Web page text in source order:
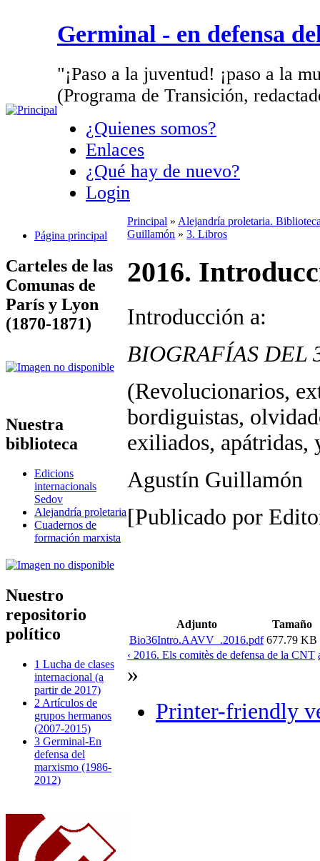
Germinal - en defensa
"¡Paso a la juventud! ¡paso a la
(Programa de Transición,
¿Quienes somos?
Enlaces
¿Qué hay de nuevo?
Login
Página principal
Carteles de las
Comunas de
París y Lyon
(1870-1871)
Nuestra
biblioteca
Edicions
internacionals
Sedov
Alejandría proletaria
Cuadernos de
formación marxista
Nuestro
repositorio
político
1 Lucha de clases
internacional (a
partir de 2017)
2 Artículos de
grupos hermanos
(2007-2015)
3 Germinal-En
defensa del
marxismo (1986-
2012)
Principal » Alejandría proletaria.
Guillamón » 3. Libros
2016.
Introducción a:
BIOGRAFÍAS DEL
(Revolucionarios,
bordiguistas,
exiliados, apátridas,
Agustín Guillamón
[Publicado por
Adjunto
Tamaño
Bio36Intro.AAVV_.2016.pdf 677.79 KB
‹ 2016. Els comitès de defensa de la CNT
»
Printer-friendly